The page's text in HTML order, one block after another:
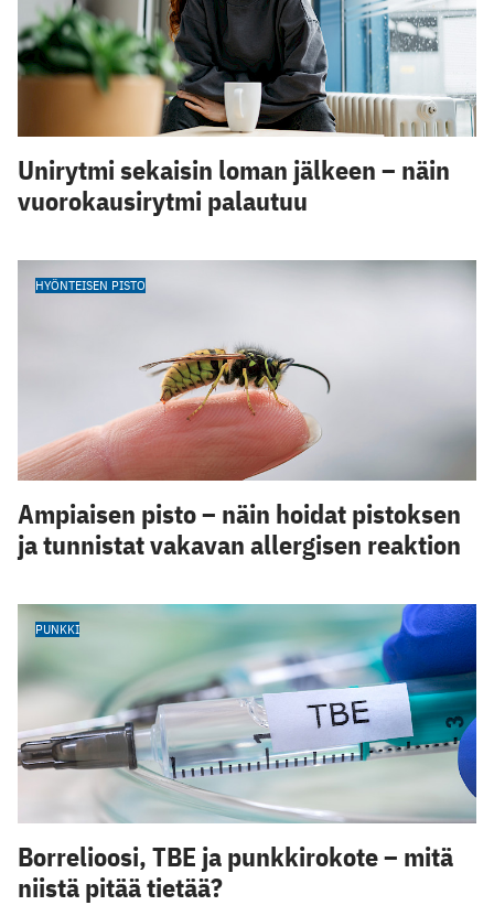
Unirytmi sekaisin loman jälkeen – näin
vuorokausirytmi palautuu
HYÖNTEISEN PISTO
Ampiaisen pisto – näin hoidat pistoksen
ja tunnistat vakavan allergisen reaktion
PUNKKI
Borrelioosi, TBE ja punkkirokote – mitä
niistä pitää tietää?